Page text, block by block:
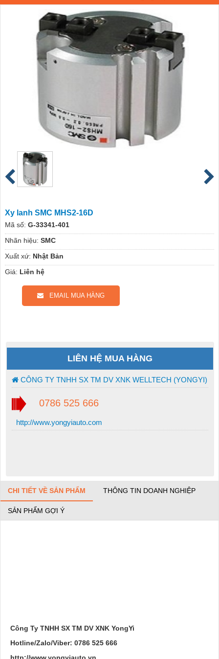
Xy lanh SMC MHS2-16D
Mã số: G-33341-401
Nhãn hiệu: SMC
Xuất xứ: Nhật Bản
Giá: Liên hệ
EMAIL MUA HÀNG
LIÊN HỆ MUA HÀNG
CÔNG TY TNHH SX TM DV XNK WELLTECH (YONGYI)
0786 525 666
http://www.yongyiauto.com
CHI TIẾT VỀ SẢN PHẨM THÔNG TIN DOANH NGHIỆP
SẢN PHẨM GỢI Ý
Công Ty TNHH SX TM DV XNK YongYi
Hotline/Zalo/Viber: 0786 525 666
http://www.yongyiauto.vn